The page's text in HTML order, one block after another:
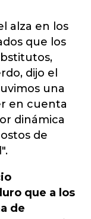
alza en los
que los
dijo el
una
en cuenta
dinámica
de
que a los
de